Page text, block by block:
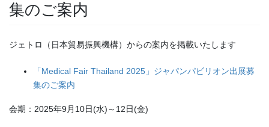
集のご案内
ジェトロ（日本貿易振興機構）からの案内を掲載いたします
「Medical Fair Thailand 2025」ジャパンパビリオン出展募
集のご案内
会期：2025年9月10日(水)～12日(金)